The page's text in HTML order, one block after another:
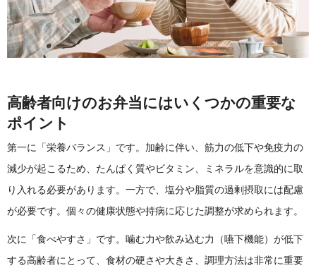
高齢者向けのお弁当にはいくつかの重要な
ポイント
第一に「栄養バランス」です。加齢に伴い、筋力の低下や免疫力の
減少が起こるため、たんぱく質やビタミン、ミネラルを意識的に取
り入れる必要があります。一方で、塩分や脂質の過剰摂取には配慮
が必要です。個々の健康状態や持病に応じた調整が求められます。
次に「食べやすさ」です。噛む力や飲み込む力（嚥下機能）が低下
する高齢者にとって、食材の硬さや大きさ、調理方法は非常に重要